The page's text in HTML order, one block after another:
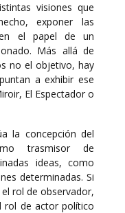
visiones que
exponer las
en el papel de un
Más allá de
no el objetivo, hay
a exhibir ese
El Espectador o
la concepción del
trasmisor de
ideas, como
determinadas. Si
rol de observador,
rol de actor político